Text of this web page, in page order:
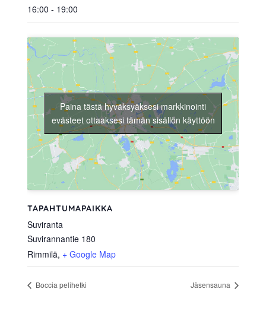
16:00 - 19:00
TAPAHTUMAPAIKKA
Suviranta
Suvirannantie 180
Rimmilä, + Google Map
Paina tästä hyväksyäksesi markkinointi
evästeet ottaaksesi tämän sisällön käyttöön
Boccia pelihetki Jäsensauna